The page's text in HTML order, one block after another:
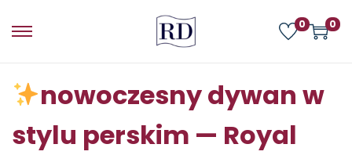
0 0
nowoczesny dywan w
stylu perskim — Royal